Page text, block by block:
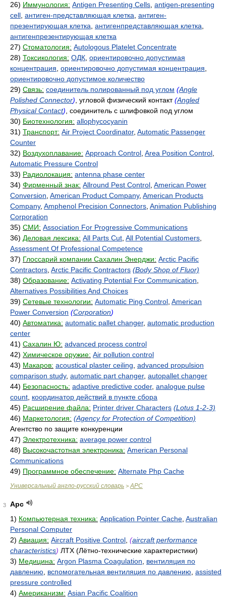
26) Иммунология: Antigen Presenting Cells antigen-presenting
cell антиген-представляющая клетка антиген-
презентирующая клетка антигенпредставляющая клетка
антигенпрезентирующая клетка
27) Стоматология: Autologous Platelet Concentrate
28) Токсикология: ОДК ориентировочно допустимая
концентрация ориентировочно допустимая концентрация
ориентировочно допустимое количество
29) Связь: соединитель полированный под углом (Angle
Polished Connector) , угловой физический контакт(Angled
Physical Contact) , соединитель с шлифовкой под углом
30) Биотехнология: allophycocyanin
31) Транспорт: Air Project Coordinator, Automatic Passenger
Counter
32) Воздухоплавание: Approach Control Area Position Control
Automatic Pressure Control
33) Радиолокация: antenna phase center
34) Фирменный знак: Allround Pest Control American Power
Conversion American Product Company, American Products
Company, Amphenol Precision Connectors Animation Publishing
Corporation
35) СМИ: Association For Progressive Communications
36) Деловая лексика: All Parts Cut All Potential Customers
Assessment Of Professional Competence
37) Глоссарий компании Сахалин Энерджи: Arctic Pacific
Contractors Arctic Pacific Contractors (Body Shop of Fluor)
38) Образование: Activating Potential For Communication
Alternatives Possibilities And Choices
39) Сетевые технологии: Automatic Ping Control American
Power Conversion (Corporation)
40) Автоматика: automatic pallet changer, automatic production
center
41) Сахалин Ю: advanced process control
42) Химическое оружие: Air pollution control
43) Макаров: acoustical plaster ceiling advanced propulsion
comparison study, automatic part changer, autopallet changer
44) Безопасность: adaptive predictive coder, analogue pulse
count координатор действий в пункте сбора
45) Расширение файла: Printer driver Characters (Lotus 1-2-3)
46) Маркетология: (Agency for Protection of Competition)
Агентство по защите конкуренции
47) Электротехника: average power control
48) Высокочастотная электроника: American Personal
Communications
49) Программное обеспечение: Alternate Php Cache
Универсальный англо-русский словарь > APC
3
Apc
1) Компьютерная техника: Application Pointer Cache Australian
Personal Computer
2) Авиация: Aircraft Positive Control (aircraft performance
characteristics) ЛТХ (Лётно-технические характеристики)
3) Медицина: Argon Plasma Coagulation
вентиляция по
давлению
вспомогательная вентиляция по давлению assisted
pressure controlled
4) Американизм: Asian Pacific Coalition